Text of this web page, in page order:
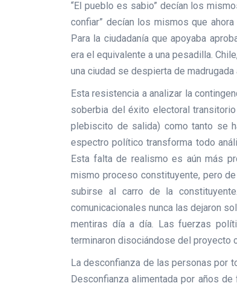
“El pueblo es sabio” decían los
confiar” decían los mismos que
Para la ciudadanía que apoyaba
era el equivalente a una pesadilla.
una ciudad se despierta de
Esta resistencia a analizar la
soberbia del éxito electoral
plebiscito de salida) como tanto se
espectro político transforma todo
Esta falta de realismo es aún más
mismo proceso constituyente, pero
subirse al carro de la
comunicacionales nunca las dejaron
mentiras día a día. Las fuerzas
terminaron disociándose del proyecto
La desconfianza de las personas por
Desconfianza alimentada por años